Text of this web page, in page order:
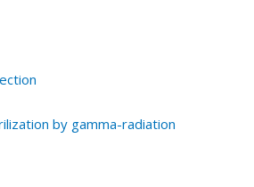
by gamma-radiation